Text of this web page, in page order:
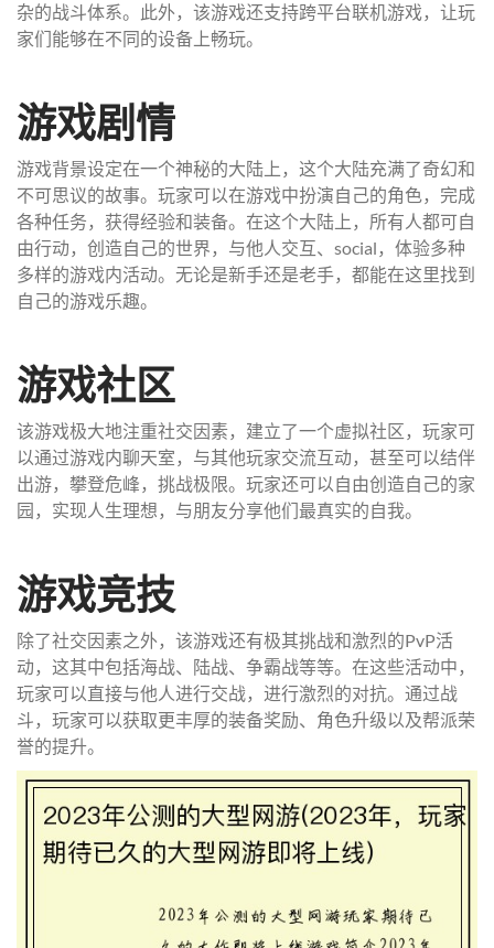
杂的战斗体系。此外，该游戏还支持跨平台联机游戏，让玩
家们能够在不同的设备上畅玩。
游戏剧情
游戏背景设定在一个神秘的大陆上，这个大陆充满了奇幻和
不可思议的故事。玩家可以在游戏中扮演自己的角色，完成
各种任务，获得经验和装备。在这个大陆上，所有人都可自
由行动，创造自己的世界，与他人交互、social，体验多种
多样的游戏内活动。无论是新手还是老手，都能在这里找到
自己的游戏乐趣。
游戏社区
该游戏极大地注重社交因素，建立了一个虚拟社区，玩家可
以通过游戏内聊天室，与其他玩家交流互动，甚至可以结伴
出游，攀登危峰，挑战极限。玩家还可以自由创造自己的家
园，实现人生理想，与朋友分享他们最真实的自我。
游戏竞技
除了社交因素之外，该游戏还有极其挑战和激烈的PvP活
动，这其中包括海战、陆战、争霸战等等。在这些活动中，
玩家可以直接与他人进行交战，进行激烈的对抗。通过战
斗，玩家可以获取更丰厚的装备奖励、角色升级以及帮派荣
誉的提升。